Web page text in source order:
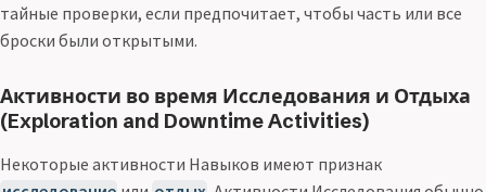
тайные проверки, если предпочитает, чтобы часть или все
броски были открытыми.
Активности во время Исследования и Отдыха
(Exploration and Downtime Activities)
Некоторые активности Навыков имеют признак